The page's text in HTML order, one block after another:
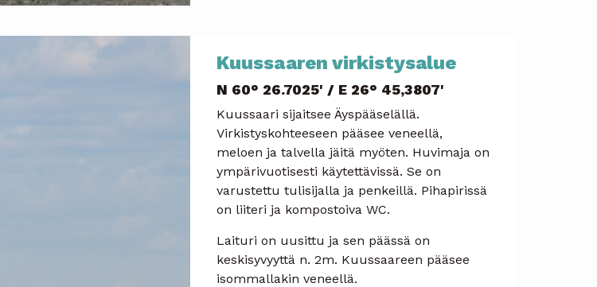
Kuussaaren virkistysalue
N 60° 26.7025' / E 26° 45,3807'
Kuussaari sijaitsee Äyspääselällä.
Virkistyskohteeseen pääsee veneellä,
meloen ja talvella jäitä myöten. Huvimaja on
ympärivuotisesti käytettävissä. Se on
varustettu tulisijalla ja penkeillä. Pihapirissä
on liiteri ja kompostoiva WC.
Laituri on uusittu ja sen päässä on
keskisyvyyttä n. 2m. Kuussaareen pääsee
isommallakin veneellä.